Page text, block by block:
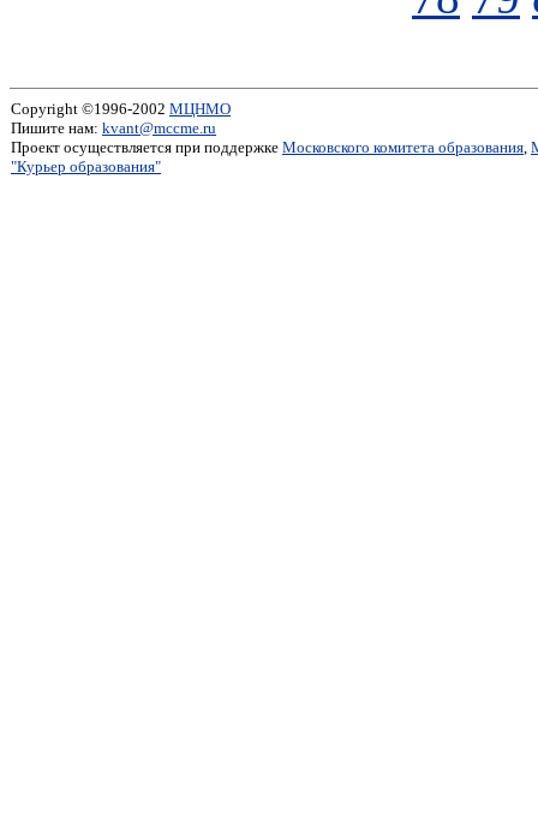
Copyright ©1996-2002 МЦНМО
Пишите нам: kvant@mccme.ru
Проект осуществляется при поддержке Московского комитета образования,
"Курьер образования"